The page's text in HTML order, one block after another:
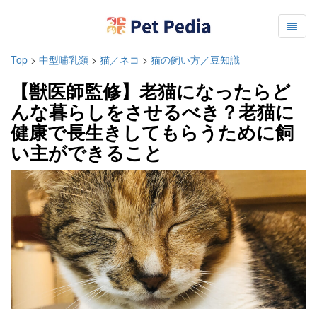
Top > 中型哺乳類 > 猫／ネコ > 猫の飼い方／豆知識
【獣医師監修】老猫になったらど
んな暮らしをさせるべき？老猫に
健康で長生きしてもらうために飼
い主ができること